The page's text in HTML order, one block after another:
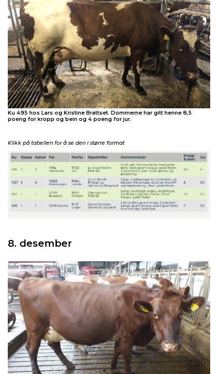
Ku 495 hos Lars og Kristine Brattset. Dommerne har gitt henne 8,5
poeng for kropp og bein og 4 poeng for jur.
Klikk på tabellen for å se den i større format
8. desember